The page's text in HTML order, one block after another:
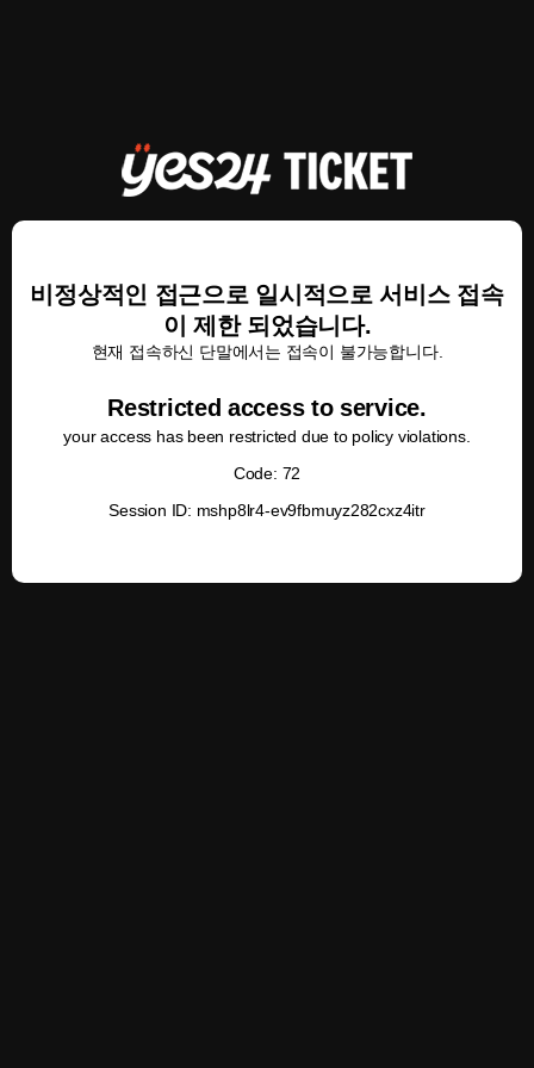
비정상적인 접근으로 일시적으로 서비스 접속
이 제한 되었습니다.
현재 접속하신 단말에서는 접속이 불가능합니다.
Restricted access to service.
your access has been restricted due to policy violations.
Code: 72
Session ID: mshp8lr4-ev9fbmuyz282cxz4itr